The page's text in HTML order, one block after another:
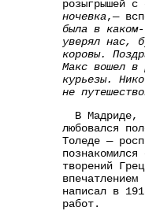
розыгрышей
ночевка,—
была в
уверял нас,
коровы.
Макс вошел в
курьезы.
не
В Мадриде,
любовался
Толеде —
творений
впечатлением
написал в
работ.